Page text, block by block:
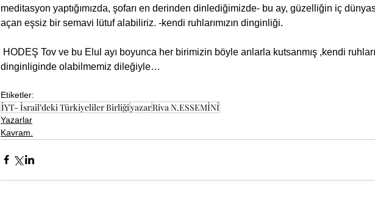
meditasyon yaptığımızda, şofarı en derinden dinlediğimizde- bu ay, güzelliğin iç
açan eşsiz bir semavi lütuf alabiliriz. -kendi ruhlarımızın dinginliği.
dinginliginde olabilmemiz dileğiyle…
Etiketler:
İYT- İsrail’deki Türkiyeliler BirliğiyazarRiva N.ESSEMİNİ
Yazarlar
Kavram.